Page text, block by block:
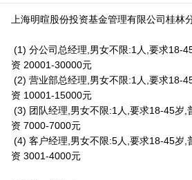
上海明暄股份投资基金管理有限公司桂林
(1) 分公司总经理,男女不限:1人,要求18-
资 20001-30000元
(2) 营业部总经理,男女不限:1人,要求18-
资 10001-15000元
(3) 团队经理,男女不限:1人,要求18-45岁,
资 7000-7000元
(4) 客户经理,男女不限:5人,要求18-45岁,
资 3001-4000元